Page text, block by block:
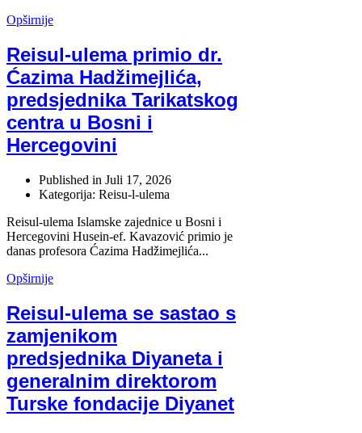
Opširnije
Reisul-ulema primio dr.
Ćazima Hadžimejlića,
predsjednika Tarikatskog
centra u Bosni i
Hercegovini
Published in Juli 17, 2026
Kategorija: Reisu-l-ulema
Reisul-ulema Islamske zajednice u Bosni i
Hercegovini Husein-ef. Kavazović primio je
danas profesora Ćazima Hadžimejlića...
Opširnije
Reisul-ulema se sastao s
zamjenikom
predsjednika Diyaneta i
generalnim direktorom
Turske fondacije Diyanet